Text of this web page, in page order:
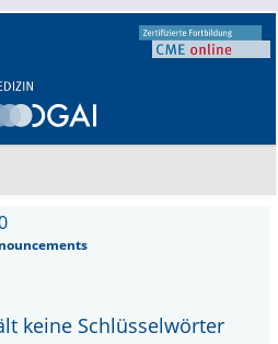
keine Schlüsselwörter